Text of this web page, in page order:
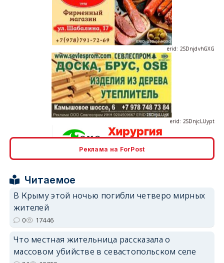
erid: 2SDnjdvhGXG
Реклама на ForPost
Читаемое
В Крыму этой ночью погибли четверо мирных
жителей
0 17446
Что местная жительница рассказала о
массовом убийстве в севастопольском селе